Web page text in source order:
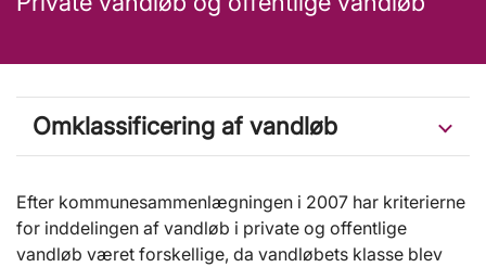
Omklassificering af vandløb
Efter kommunesammenlægningen i 2007 har kriterierne
for inddelingen af vandløb i private og offentlige
vandløb været forskellige, da vandløbets klasse blev